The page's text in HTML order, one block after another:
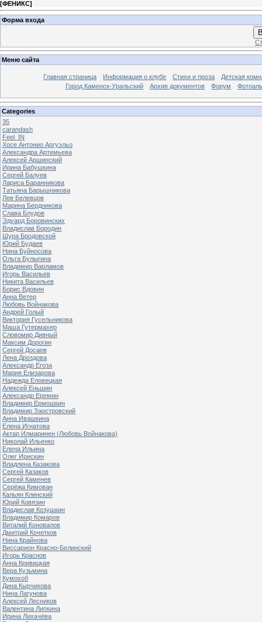
[ФЕНИКС]
Форма входа
Меню сайта
Главная страница Информация о клубе Стихи и проза
Детская
Город Каменск-Уральский
Архив документов Форум
Categories
35
carandash
Feel_IN
Хосе Антонио Аргуэльо
Александра Артемьева
Алексей Аршинский
Ирина Бабушкина
Сергей Балуев
Лариса Баранникова
Татьяна Барышникова
Лев Белевцов
Марина Бердникова
Слава Блудов
Эдуард Боровинских
Владислав Бородин
Шура Бродовской
Юрий Будаев
Нина Буйносова
Ольга Булыгина
Владимир Варламов
Игорь Васильев
Никита Васильев
Борис Вдовин
Анна Ветер
Любовь Войнакова
Андрей Голый
Виктория Гусельникова
Маша Гутермахер
Словомир Дивный
Максим Дорогин
Сергей Досаев
Лена Дроздова
Александр Егоза
Мария Елизарова
Надежда Еловецкая
Алексей Еньшин
Александр Еремин
Владимир Ермошкин
Владимир Заостровский
Анна Ивашкина
Елена Игнатова
Актар Илмаринен (Любовь Войнакова)
Николай Ильенко
Елена Ильина
Олег Ирискин
Владлена Казакова
Сергей Казаков
Сергей Каменев
Серёжа Кимован
Кальян Клинский
Юрий Ковязин
Владислав Козушкин
Владимир Комаров
Виталий Коновалов
Дмитрий Кочетков
Нина Крайнова
Виссарион Красно-Белинский
Игорь Краснов
Анна Кривицкая
Вера Кузьмина
Кумохоб
Дина Кырчикова
Нина Лагунова
Алексей Лесников
Валентина Липкина
Ирина Лихачёва